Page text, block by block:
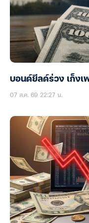
บอนด์ยีลด์ร่วง เก็งเ
07 ส.ค. 69 22:27 น.